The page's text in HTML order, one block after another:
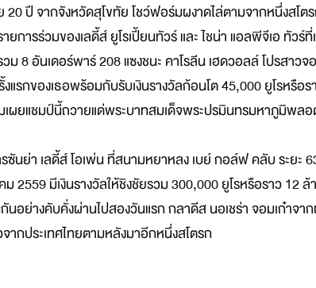
ปี จากจังหวัดสุโขทัย โชว์ฟอร์มผงาดไล่ตามจากหนึ่งสโต
ารร่วมของเลดี้ส์ ยูโรเปี้ยนทัวร์ และ ไชน่า แอลพีจีเอ ทัวร์ที่
8 อันเดอร์พาร์ 208 แซงชนะ คาโรลีน เฮดวอลล์ โปรสาว
แรกของเธอพร้อมกับรับเงินรางวัลก้อนโต 45,000 ยูโรหรือ
เผยแชมป์นี้ถวายแด่พระบาทสมเด็จพระปรมินทรมหาภูมิพล
ซันย่า เลดี้ส์ โอเพ่น ที่สนามหยาหลง เบย์ กอล์ฟ คลับ ระยะ
2559 มีเงินรางวัลให้ชิงชัยรวม 300,000 ยูโรหรือราว 12
อย่างคับคั่งผ่านไปสองวันแรก กลาดีส นอเชร่า จอมเก๋าจาก
ากประเทศไทยตามหลังมาอีกหนึ่งสโตรก